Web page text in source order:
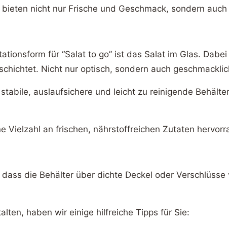
nicht nur Frische und Geschmack, sondern
für “Salat to go” ist das Salat im Glas.
Nicht nur optisch, sondern auch
auslaufsichere und leicht zu reinigende
Vielzahl an frischen, nährstoffreichen Zutaten
die Behälter über dichte Deckel oder
haben wir einige hilfreiche Tipps für Sie: